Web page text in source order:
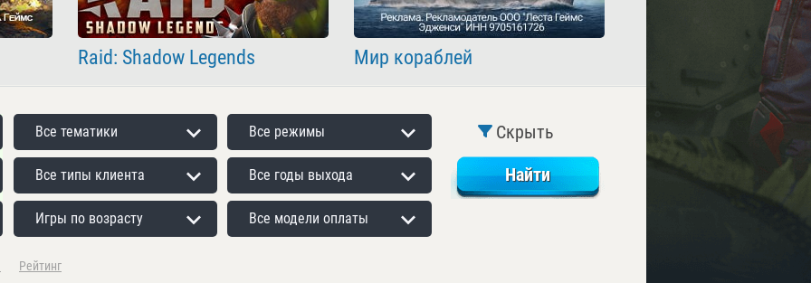
Raid: Shadow Legends Мир кораблей
Все тематики Все режимы
Все типы клиента Все годы выхода
Игры по возрасту Все модели оплаты
Скрыть
Рейтинг